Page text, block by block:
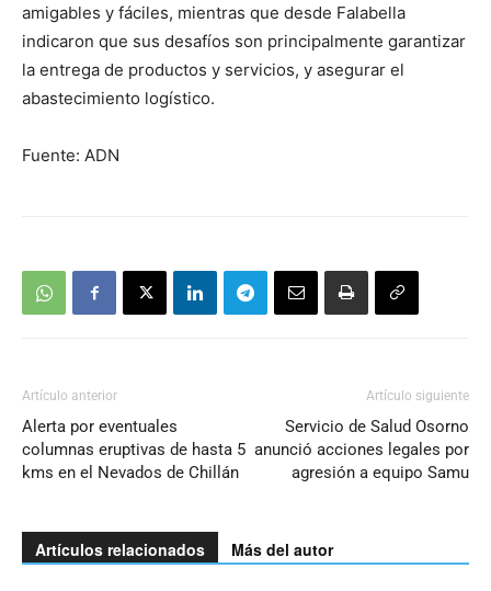
amigables y fáciles, mientras que desde Falabella
indicaron que sus desafíos son principalmente garantizar
la entrega de productos y servicios, y asegurar el
abastecimiento logístico.
Fuente: ADN
Artículo anterior
Alerta por eventuales
columnas eruptivas de hasta 5
kms en el Nevados de Chillán
Artículo siguiente
Servicio de Salud Osorno
anunció acciones legales por
agresión a equipo Samu
Artículos relacionados Más del autor